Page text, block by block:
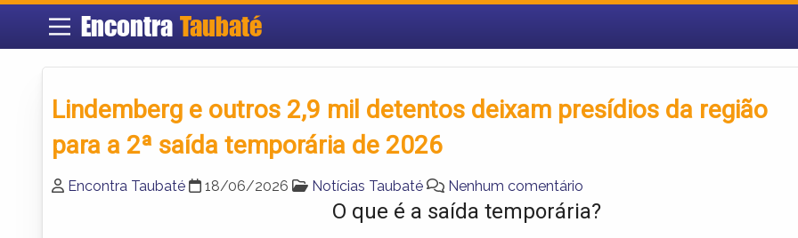
Encontra Taubaté
Lindemberg e outros 2,9 mil detentos deixam presídios da região
para a 2ª saída temporária de 2026
Encontra Taubaté 18/06/2026 Notícias Taubaté Nenhum comentário
O que é a saída temporária?